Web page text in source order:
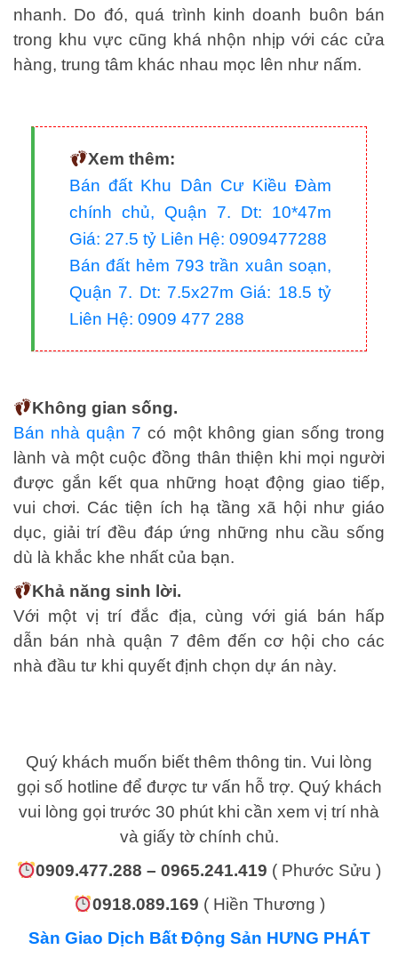
nhanh. Do đó, quá trình kinh doanh buôn bán
trong khu vực cũng khá nhộn nhịp với các cửa
hàng, trung tâm khác nhau mọc lên như nấm.
Xem thêm:
Bán đất Khu Dân Cư Kiều Đàm
chính chủ, Quận 7. Dt: 10*47m
Giá: 27.5 tỷ Liên Hệ: 0909477288
Bán đất hẻm 793 trần xuân soạn,
Quận 7. Dt: 7.5x27m Giá: 18.5 tỷ
Liên Hệ: 0909 477 288
Không gian sống.
Bán nhà quận 7 có một không gian sống trong
lành và một cuộc đồng thân thiện khi mọi người
được gắn kết qua những hoạt động giao tiếp,
vui chơi. Các tiện ích hạ tầng xã hội như giáo
dục, giải trí đều đáp ứng những nhu cầu sống
dù là khắc khe nhất của bạn.
Khả năng sinh lời.
Với một vị trí đắc địa, cùng với giá bán hấp
dẫn bán nhà quận 7 đêm đến cơ hội cho các
nhà đầu tư khi quyết định chọn dự án này.
Quý khách muốn biết thêm thông tin. Vui lòng
gọi số hotline để được tư vấn hỗ trợ. Quý khách
vui lòng gọi trước 30 phút khi cần xem vị trí nhà
và giấy tờ chính chủ.
0909.477.288 –0965.241.419 ( Phước Sửu )
0918.089.169 ( Hiền Thương )
Sàn Giao Dịch Bất Động Sản HƯNG PHÁT